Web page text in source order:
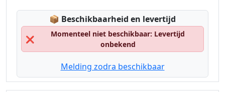
📦 Lagerstatus:
Beschikbaarheid en levertijd
❌
Momenteel niet beschikbaar: Levertijd
onbekend
Melding zodra beschikbaar